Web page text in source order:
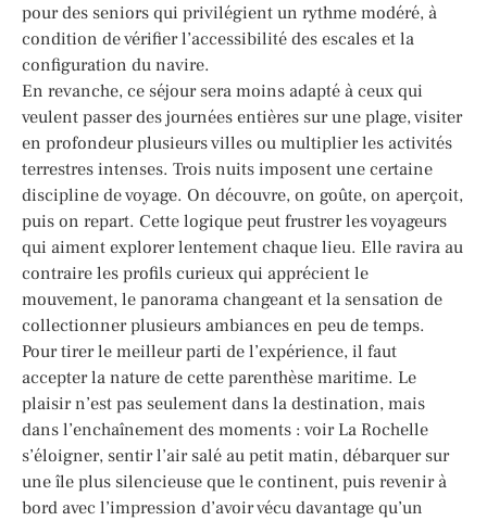
pour des seniors qui privilégient un rythme modéré, à
condition de vérifier l’accessibilité des escales et la
configuration du navire.
En revanche, ce séjour sera moins adapté à ceux qui
veulent passer des journées entières sur une plage, visiter
en profondeur plusieurs villes ou multiplier les activités
terrestres intenses. Trois nuits imposent une certaine
discipline de voyage. On découvre, on goûte, on aperçoit,
puis on repart. Cette logique peut frustrer les voyageurs
qui aiment explorer lentement chaque lieu. Elle ravira au
contraire les profils curieux qui apprécient le
mouvement, le panorama changeant et la sensation de
collectionner plusieurs ambiances en peu de temps.
Pour tirer le meilleur parti de l’expérience, il faut
accepter la nature de cette parenthèse maritime. Le
plaisir n’est pas seulement dans la destination, mais
dans l’enchaînement des moments : voir La Rochelle
s’éloigner, sentir l’air salé au petit matin, débarquer sur
une île plus silencieuse que le continent, puis revenir à
bord avec l’impression d’avoir vécu davantage qu’un